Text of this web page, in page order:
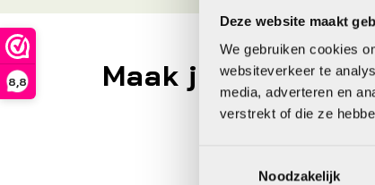
Deze website maakt
We gebruiken cookies
websiteverkeer te
media, adverteren en
verstrekt of die ze
Noodzakelijk
8,8 Maak je fiets